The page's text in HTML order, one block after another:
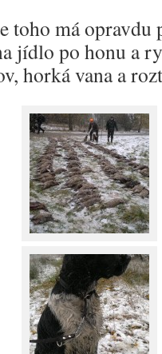
toho má opravdu
jídlo po honu a
horká vana a